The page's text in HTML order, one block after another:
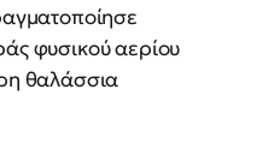
φυσικού αερίου
θαλάσσια